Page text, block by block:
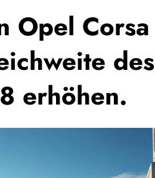
Opel Corsa
des
erhöhen.